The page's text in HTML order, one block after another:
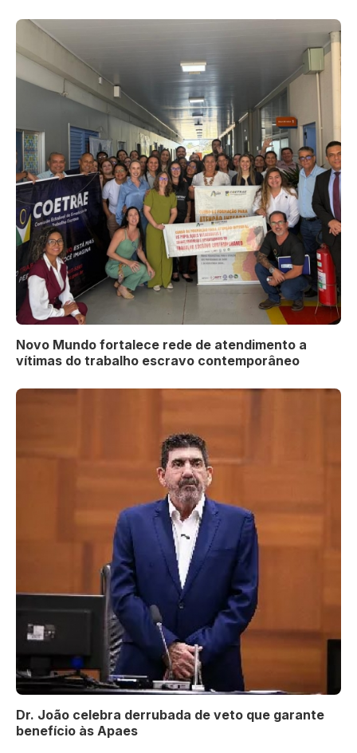
Novo Mundo fortalece rede de atendimento a
vítimas do trabalho escravo contemporâneo
Dr. João celebra derrubada de veto que garante
benefício às Apaes